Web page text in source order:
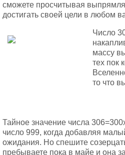
сможете просчитывая
достигать своей цели в любом
Число
массу
тех пок
то что
Тайное значение числа
число 999, когда добавляя
ожидания. Но спешите
пребываете пока в майе и она